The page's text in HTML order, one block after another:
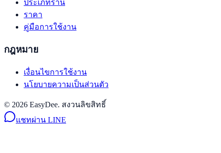
ประเภทร้าน
ราคา
คู่มือการใช้งาน
กฎหมาย
เงื่อนไขการใช้งาน
นโยบายความเป็นส่วนตัว
© 2026 EasyDee. สงวนลิขสิทธิ์
แชทผ่าน LINE